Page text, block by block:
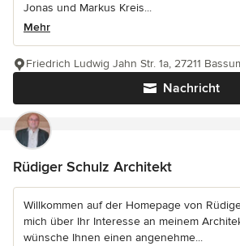
Jonas und Markus Kreis...
Mehr
Nachricht
Friedrich Ludwig Jahn Str. 1a, 27211
Rüdiger Schulz Architekt
Willkommen auf der Homepage von
mich über Ihr Interesse an meinem
wünsche Ihnen einen angenehme...